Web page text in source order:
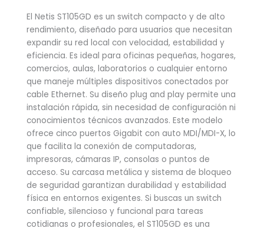
El Netis ST105GD es un switch compacto y de alto
rendimiento, diseñado para usuarios que necesitan
expandir su red local con velocidad, estabilidad y
eficiencia. Es ideal para oficinas pequeñas, hogares,
comercios, aulas, laboratorios o cualquier entorno
que maneje múltiples dispositivos conectados por
cable Ethernet. Su diseño plug and play permite una
instalación rápida, sin necesidad de configuración ni
conocimientos técnicos avanzados. Este modelo
ofrece cinco puertos Gigabit con auto MDI/MDI-X, lo
que facilita la conexión de computadoras,
impresoras, cámaras IP, consolas o puntos de
acceso. Su carcasa metálica y sistema de bloqueo
de seguridad garantizan durabilidad y estabilidad
física en entornos exigentes. Si buscas un switch
confiable, silencioso y funcional para tareas
cotidianas o profesionales, el ST105GD es una